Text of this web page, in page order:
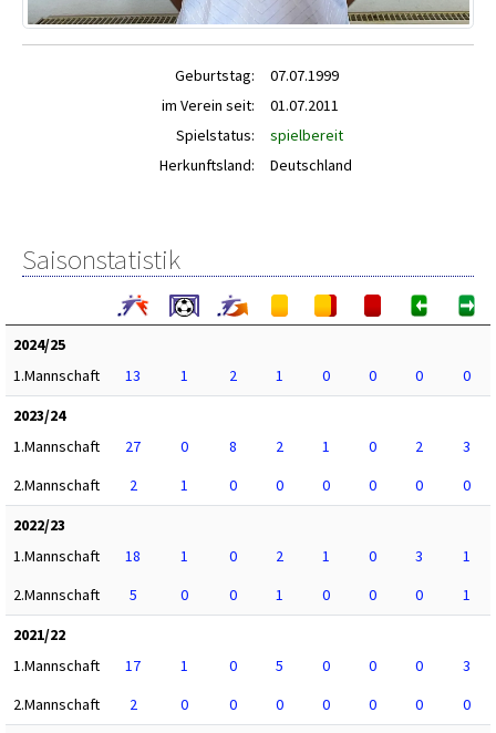
Geburtstag:
07.07.1999
im Verein seit:
01.07.2011
Spielstatus:
spielbereit
Herkunftsland:
Deutschland
Saisonstatistik
2024/25
1.Mannschaft
13 1 2 1 0 0 0
0
2023/24
1.Mannschaft
27 0 8 2 1 0 2
3
2.Mannschaft
2 1 0 0 0 0 0
0
2022/23
1.Mannschaft
18 1 0 2 1 0 3
1
2.Mannschaft
5 0 0 1 0 0 0
1
2021/22
1.Mannschaft
17 1 0 5 0 0 0
3
2.Mannschaft
2 0 0 0 0 0 0
0